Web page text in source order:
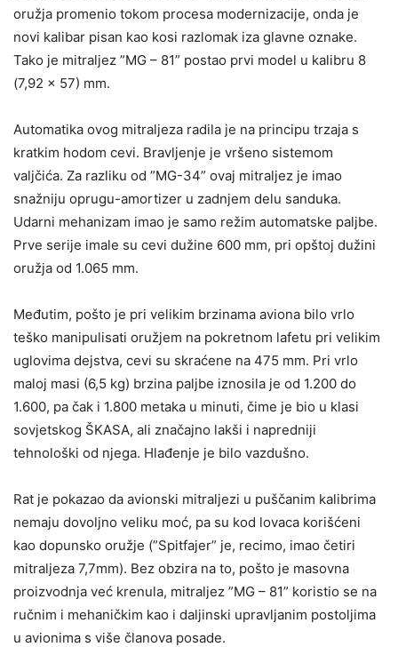
oružja promenio tokom procesa modernizacije, onda je
novi kalibar pisan kao kosi razlomak iza glavne oznake.
Tako je mitraljez ”MG – 81” postao prvi model u kalibru 8
(7,92 x 57) mm.
Automatika ovog mitraljeza radila je na principu trzaja s
kratkim hodom cevi. Bravljenje je vršeno sistemom
valjčića. Za razliku od ”MG-34” ovaj mitraljez je imao
snažniju oprugu-amortizer u zadnjem delu sanduka.
Udarni mehanizam imao je samo režim automatske paljbe.
Prve serije imale su cevi dužine 600 mm, pri opštoj dužini
oružja od 1.065 mm.
Međutim, pošto je pri velikim brzinama aviona bilo vrlo
teško manipulisati oružjem na pokretnom lafetu pri velikim
uglovima dejstva, cevi su skraćene na 475 mm. Pri vrlo
maloj masi (6,5 kg) brzina paljbe iznosila je od 1.200 do
1.600, pa čak i 1.800 metaka u minuti, čime je bio u klasi
sovjetskog ŠKASA, ali značajno lakši i napredniji
tehnološki od njega. Hlađenje je bilo vazdušno.
Rat je pokazao da avionski mitraljezi u puščanim kalibrima
nemaju dovoljno veliku moć, pa su kod lovaca korišćeni
kao dopunsko oružje (”Spitfajer” je, recimo, imao četiri
mitraljeza 7,7mm). Bez obzira na to, pošto je masovna
proizvodnja već krenula, mitraljez ”MG – 81” koristio se na
ručnim i mehaničkim kao i daljinski upravljanim postoljima
u avionima s više članova posade.